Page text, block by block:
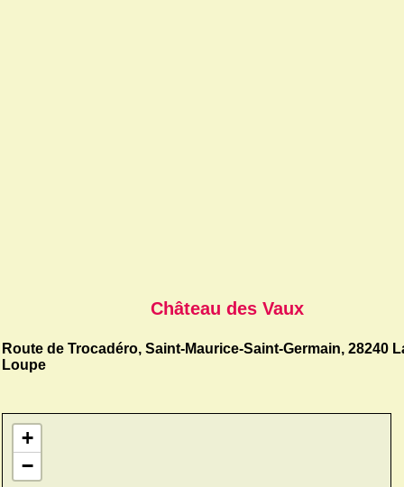
Château des Vaux
Route de Trocadéro, Saint-Maurice-Saint-Germain, 28240
Loupe
+
−